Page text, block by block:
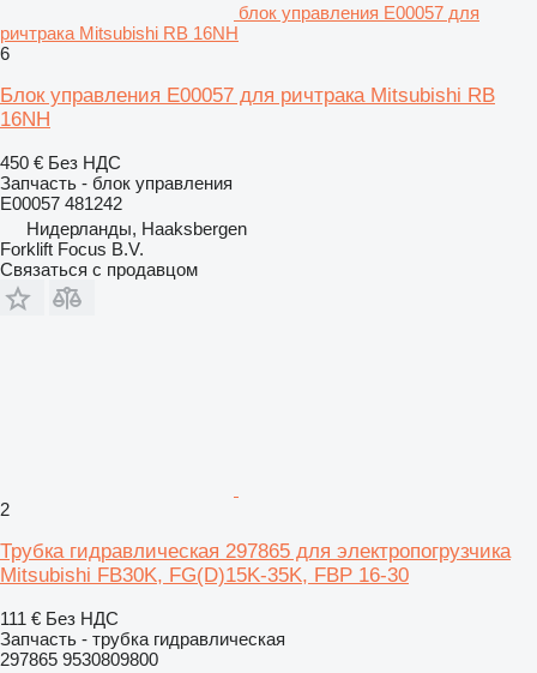
блок управления E00057 для
ричтрака Mitsubishi RB 16NH
6
Блок управления E00057 для ричтрака Mitsubishi RB
16NH
450 € Без НДС
Запчасть - блок управления
E00057 481242
Нидерланды, Haaksbergen
Forklift Focus B.V.
Связаться с продавцом
2
Трубка гидравлическая 297865 для электропогрузчика
Mitsubishi FB30K, FG(D)15K-35K, FBP 16-30
111 € Без НДС
Запчасть - трубка гидравлическая
297865 9530809800